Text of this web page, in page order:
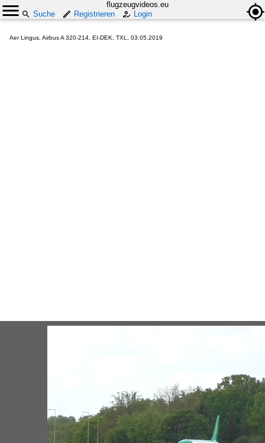
flugzeugvideos.eu
Suche
Registrieren Login
Aer Lingus, Airbus A 320-214, EI-DEK, TXL, 03.05.2019